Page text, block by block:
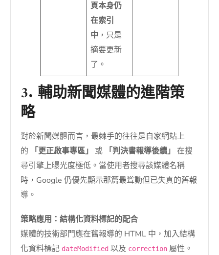
頁本身仍
在索引
中 ，只是
摘要更新
了。
3. 輔助新聞媒體的進階策
略
對於新聞媒體而言，最棘手的往往是自家網站上
的
「更正啟事專區」 或 「判決書報導後續」 在搜
尋引擎上曝光度極低。當使用者搜尋該媒體名稱
時，Google 仍優先顯示那篇最聳動但已失真的舊報
導。
策略應用：結構化資料標記的配合
媒體的技術部門應在舊報導的 HTML 中，加入結構
化資料標記 dateModified 以及 correction 屬性。